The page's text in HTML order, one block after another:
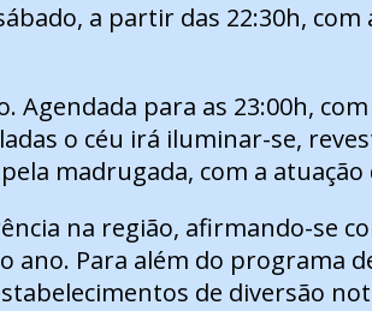
a partir das 22:30h, com
para as 23:00h,
o céu irá iluminar-se,
madrugada, com a atuação
na região, afirmando-se
Para além do programa
de diversão